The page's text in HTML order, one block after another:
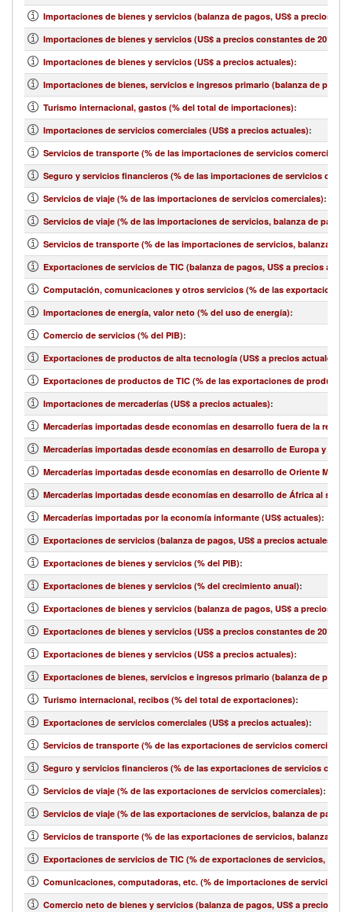
Importaciones de bienes y servicios (balanza de pagos, US$ a precios
Importaciones de bienes y servicios (US$ a precios constantes de 2010)
Importaciones de bienes y servicios (US$ a precios actuales):
Importaciones de bienes, servicios e ingresos primario (balanza de
Turismo internacional, gastos (% del total de importaciones):
Importaciones de servicios comerciales (US$ a precios actuales):
Servicios de transporte (% de las importaciones de servicios comerciales)
Seguro y servicios financieros (% de las importaciones de servicios
Servicios de viaje (% de las importaciones de servicios comerciales):
Servicios de viaje (% de las importaciones de servicios, balanza de pagos)
Servicios de transporte (% de las importaciones de servicios, balanza de
Exportaciones de servicios de TIC (balanza de pagos, US$ a precios
Computación, comunicaciones y otros servicios (% de las exportaciones
Importaciones de energía, valor neto (% del uso de energía):
Comercio de servicios (% del PIB):
Exportaciones de productos de alta tecnología (US$ a precios actuales)
Exportaciones de productos de TIC (% de las exportaciones de productos)
Importaciones de mercaderías (US$ a precios actuales):
Mercaderías importadas desde economías en desarrollo fuera de la
Mercaderías importadas desde economías en desarrollo de Europa y
Mercaderías importadas desde economías en desarrollo de Oriente
Mercaderías importadas desde economías en desarrollo de África al sur
Mercaderías importadas por la economía informante (US$ actuales):
Exportaciones de servicios (balanza de pagos, US$ a precios actuales)
Exportaciones de bienes y servicios (% del PIB):
Exportaciones de bienes y servicios (% del crecimiento anual):
Exportaciones de bienes y servicios (balanza de pagos, US$ a precios
Exportaciones de bienes y servicios (US$ a precios constantes de 2010)
Exportaciones de bienes y servicios (US$ a precios actuales):
Exportaciones de bienes, servicios e ingresos primario (balanza de
Turismo internacional, recibos (% del total de exportaciones):
Exportaciones de servicios comerciales (US$ a precios actuales):
Servicios de transporte (% de las exportaciones de servicios comerciales)
Seguro y servicios financieros (% de las exportaciones de servicios
Servicios de viaje (% de las exportaciones de servicios comerciales):
Servicios de viaje (% de las exportaciones de servicios, balanza de pagos)
Servicios de transporte (% de las exportaciones de servicios, balanza de
Exportaciones de servicios de TIC (% de exportaciones de servicios,
Comunicaciones, computadoras, etc. (% de importaciones de servicios,
Comercio neto de bienes y servicios (balanza de pagos, US$ a precios